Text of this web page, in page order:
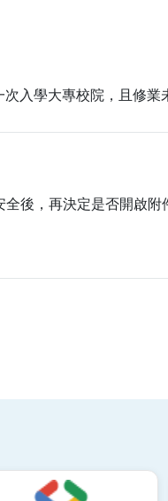
入學大專校院，且修業
後，再決定是否開啟附